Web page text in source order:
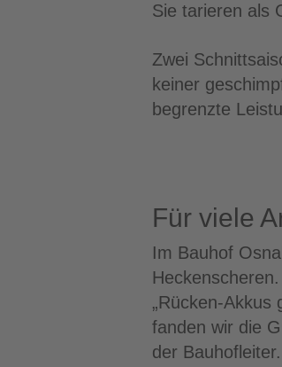
Sie tarieren als
Zwei
keiner
begrenzte
Für viele
Im Bauhof
„Rücken-Akkus
fanden wir die
der Bauhofleiter.